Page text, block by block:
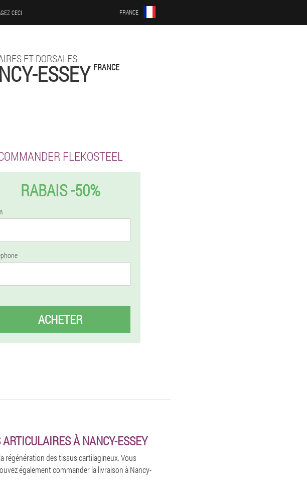
CECI FRANCE
ET DORSALES
ESSEY FRANCE
FLEKOSTEEL
RABAIS -50%
ACHETER
À NANCY-ESSEY
régénération des tissus cartilagineux. Vous
également commander la livraison à Nancy-